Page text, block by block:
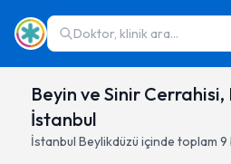
Doktor, klinik ara...
Beyin ve Sinir Cerrahisi,
İstanbul
İstanbul Beylikdüzü içinde toplam 9